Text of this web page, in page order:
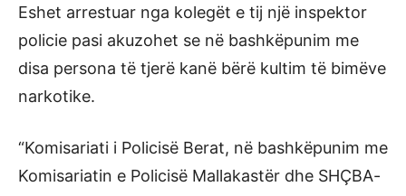
Eshet arrestuar nga kolegët e tij një inspektor
policie pasi akuzohet se në bashkëpunim me
disa persona të tjerë kanë bërë kultim të bimëve
narkotike.
“Komisariati i Policisë Berat, në bashkëpunim me
Komisariatin e Policisë Mallakastër dhe SHÇBA-